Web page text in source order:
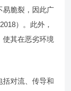
易脆裂，因此广
）。此外，
使其在恶劣环境
括对流、传导和